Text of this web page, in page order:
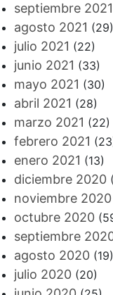
septiembre 2021
agosto 2021 (29)
julio 2021 (22)
junio 2021 (33)
mayo 2021 (30)
abril 2021 (28)
marzo 2021 (22)
febrero 2021
enero 2021 (13)
diciembre 2020
noviembre 2020
octubre 2020
septiembre
agosto 2020(19)
julio 2020(20)